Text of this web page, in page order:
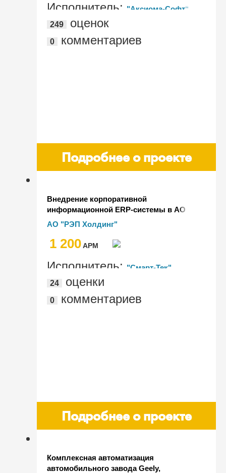
Исполнитель: "Аксиома-Софт"
249
оценок
0 комментариев
Подробнее о проекте
Внедрение корпоративной
информационной ERP-системы в АО
"РЭПХ"
АО "РЭП Холдинг"
1 200AРМ
Исполнитель: "Смарт-Тек",
"СофтБаланс", "Диалог ИТ", "1С-
Рарус", "ITLand", "artIT", "KoderLine",
24 оценки
0 комментариев
Подробнее о проекте
Комплексная автоматизация
автомобильного завода Geely,